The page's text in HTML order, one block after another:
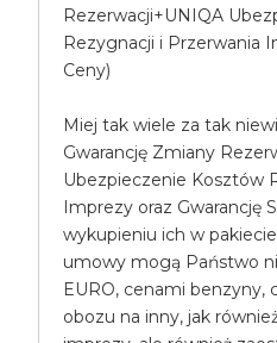
Rezerwacji+UNIQA
Rezygnacji i Przerwania
Ceny)
Miej tak wiele za tak
Gwarancję Zmiany
Ubezpieczenie Kosztów
Imprezy oraz Gwarancję
wykupieniu ich w
umowy mogą Państwo
EURO, cenami
obozu na inny, jak